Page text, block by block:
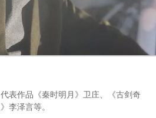
表作品《秦时明月》卫庄、《古剑奇
李泽言等。